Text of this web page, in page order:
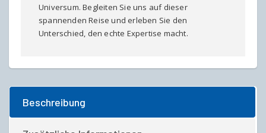
Universum. Begleiten Sie uns auf dieser
spannenden Reise und erleben Sie den
Unterschied, den echte Expertise macht.
Beschreibung